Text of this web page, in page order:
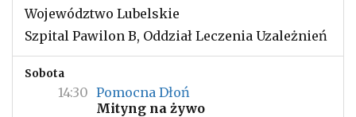
Województwo Lubelskie
Szpital Pawilon B, Oddział Leczenia Uzależnień
Sobota
14:30 Pomocna Dłoń
Mityng na żywo